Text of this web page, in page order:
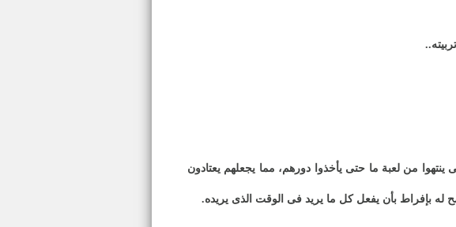
..
من لعبة ما حتى يأخذوا دورهم، مما يجعلهم يعتادون
له بإفراط بأن يفعل كل ما يريد فى الوقت الذى يريده.